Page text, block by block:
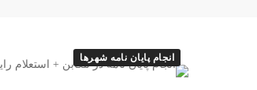
انجام پایان نامه شهرها